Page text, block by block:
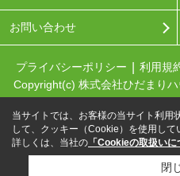
お問い合わせ
プライバシーポリシー 利用規
Copyright(c) 株式会社ひだまり
当サイトでは、お客様の当サイト利用
して、クッキー（Cookie）を使用して
詳しくは、当社の 「Cookieの取扱いに
閉